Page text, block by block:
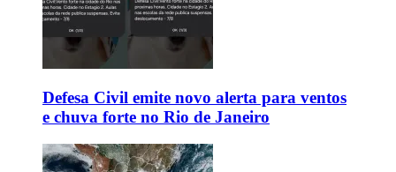
Defesa Civil emite novo alerta para ventos
e chuva forte no Rio de Janeiro